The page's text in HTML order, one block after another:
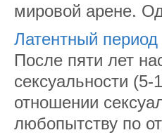
мировой арене.
Латентный период
После пяти лет
сексуальности
отношении
любопытству по